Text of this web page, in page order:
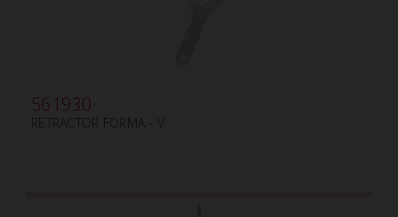
561930
RETRACTOR FORMA - V